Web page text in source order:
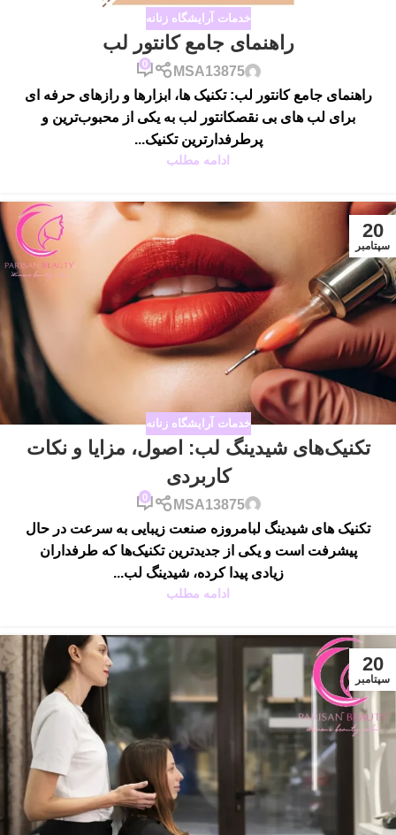
خدمات آرایشگاه زنانه
راهنمای جامع کانتور لب
MSA13875
0
راهنمای جامع کانتور لب: تکنیک ها، ابزارها و رازهای حرفه ای
برای لب های بی نقصکانتور لب به یکی از محبوب‌ترین و
پرطرفدارترین تکنیک‌...
ادامه مطلب
20
سپتامبر
خدمات آرایشگاه زنانه
تکنیک‌های شیدینگ لب: اصول، مزایا و نکات
کاربردی
MSA13875
0
تکنیک های شیدینگ لبامروزه صنعت زیبایی به سرعت در حال
پیشرفت است و یکی از جدیدترین تکنیک‌ها که طرفداران
زیادی پیدا کرده، شیدینگ لب...
ادامه مطلب
20
سپتامبر